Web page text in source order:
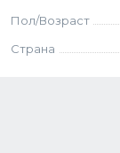
Пол/Возраст
Страна